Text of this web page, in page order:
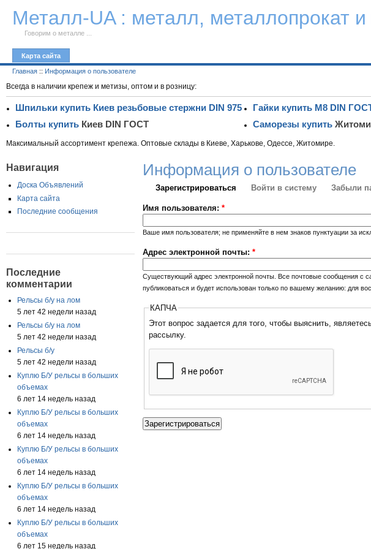
Металл-UA : металл, металлопрокат
Говорим о металле ...
Карта сайта
Главная :: Информация о пользователе
Всегда в наличии крепеж и метизы, оптом и в розницу:
Шпильки купить Киев резьбовые стержни DIN 975
Болты купитьКиев DIN ГОСТ
Гайки купить М8 DIN
Саморезы купить
Максимальный ассортимент крепежа. Оптовые склады в Киеве, Харькове, Одессе, Житомире.
Навигация
Доска Объявлений
Карта сайта
Последние сообщения
Последние
комментарии
Рельсы б/у на лом
5 лет 42 недели назад
Рельсы б/у на лом
5 лет 42 недели назад
Рельсы б/у
5 лет 42 недели назад
Куплю Б/У рельсы в больших
объемах
6 лет 14 недель назад
Куплю Б/У рельсы в больших
объемах
6 лет 14 недель назад
Куплю Б/У рельсы в больших
объемах
6 лет 14 недель назад
Куплю Б/У рельсы в больших
объемах
6 лет 14 недель назад
Куплю Б/У рельсы в больших
объемах
6 лет 15 недель назад
Информация о пользователе
Зарегистрироваться Войти в систему Забыли
Имя пользователя: *
Ваше имя пользователя; не применяйте в нем знаков пунктуации за
Адрес электронной почты: *
Существующий адрес электронной почты. Все почтовые сообщения с
публиковаться и будет использован только по вашему желанию: для
КАПЧА
Этот вопрос задается для того, чтобы выяснить, являетесь ли Вы человеком или представляете из себя
рассылку.